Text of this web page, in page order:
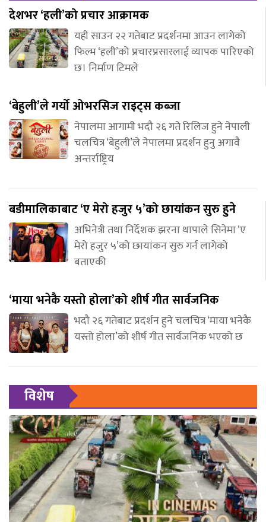
देशभर ‘हली’को प्रचार आक्रामक
यही साउन २२ गतेबाट प्रदर्शनमा आउन लागेको
फिल्म ‘हली’को प्रचारप्रसारलाई व्यापक पारिएको
छ। निर्माण टिमले
‘बेहुली’ले गर्यो ओभरसिज राइट्स कब्जा
नेपालमा आगामी भदौ २६ गते रिलिज हुने नेपाली
चलचित्र ‘बेहुली’ले नेपालमा प्रदर्शन हुनु अगावै
अन्तर्राष्ट्रिय
बडीमालिकाबाट ‘ए मेरो हजुर ५’को छायांकन सुरु हुने
अभिनेत्री तथा निर्देशक झरना थापाले सिनेमा ‘ए
मेरो हजुर ५’को छायांकन सुरु गर्न लागेको
बताएकी
‘माया भनेकै यस्तो होला’को शीर्ष गीत सार्वजनिक
भदौ २६ गतेबाट प्रदर्शन हुने चलचित्र ‘माया भनेकै
यस्तो होला’को शीर्ष गीत सार्वजनिक भएको छ
विशेष